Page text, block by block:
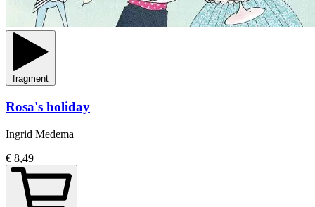
fragment
Rosa's holiday
Ingrid Medema
€ 8,49